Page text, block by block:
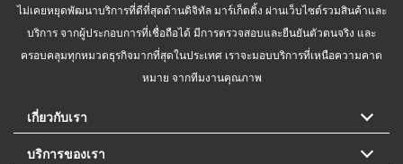
ไม่เคยหยุดพัฒนาบริการที่ดีที่สุดด้านดิจิทัล มาร์เก็ตติ้ง ผ่านเว็บไซต์รวมสินค้าและ
บริการ จากผู้ประกอบการที่เชื่อถือได้ มีการตรวจสอบและยืนยันตัวตนจริง และ
ครอบคลุมทุกหมวดธุรกิจมากที่สุดในประเทศ เราจะมอบบริการที่เหนือความคาด
หมาย จากทีมงานคุณภาพ
เกี่ยวกับเรา
บริการของเรา